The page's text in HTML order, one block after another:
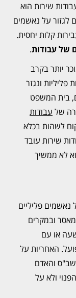
שירות הוא
על נאשמים
קלות יחסית.
של עבודות.
יותר בקרב
ונגזר
בית המשפט
של עבודות
לשהות בכלא
שירות עובד
לא ממשיך
פליליים
ובמקרים
או עם
האחריות על
והאדם
ולא על